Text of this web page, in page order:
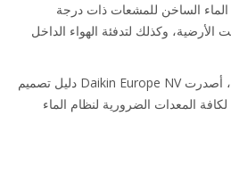
الساخن للمشعات ذات درجة
وكذلك لتدفئة الهواء الداخل
بالإضافة إلى هذا المنتج الجديد، أصدرت Daikin Europe NV دليل تصميم
الضرورية لنظام الماء